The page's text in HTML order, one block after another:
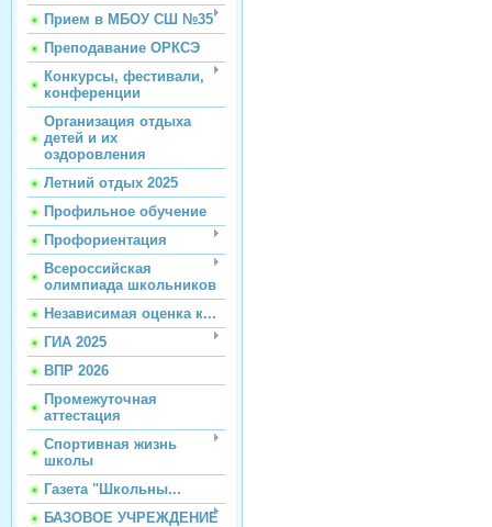
Прием в МБОУ СШ №35
Преподавание ОРКСЭ
Конкурсы, фестивали,
конференции
Организация отдыха
детей и их
оздоровления
Летний отдых 2025
Профильное обучение
Профориентация
Всероссийская
олимпиада школьников
Независимая оценка к...
ГИА 2025
ВПР 2026
Промежуточная
аттестация
Спортивная жизнь
школы
Газета "Школьны...
БАЗОВОЕ УЧРЕЖДЕНИЕ